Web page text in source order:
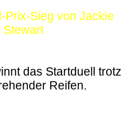
Prix-Sieg von Jackie
Stewart
das Startduell trotz
Reifen.